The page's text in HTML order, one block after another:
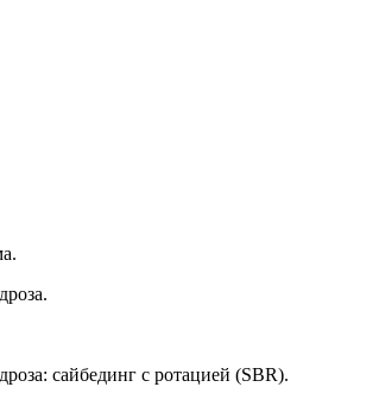
сайбединг с ротацией (SBR).